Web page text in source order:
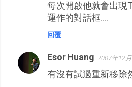
每次開啟他就會出現
運作的對話框....
回覆
Esor Huang 2007年12
有沒有試過重新移除